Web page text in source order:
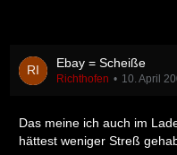
Ebay = Scheiße
Richthofen 10. April
Das meine ich auch im
hättest weniger Streß